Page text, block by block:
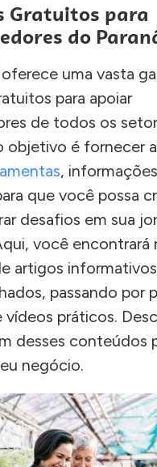
Gratuitos para
do
oferece uma vasta
para apoiar
de todos os
objetivo é fornecer
,
que você possa
desafios em sua
você encontrará
artigos
passando por
vídeos práticos.
desses conteúdos
negócio.